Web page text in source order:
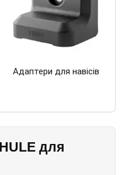
для
Адаптери для навісів